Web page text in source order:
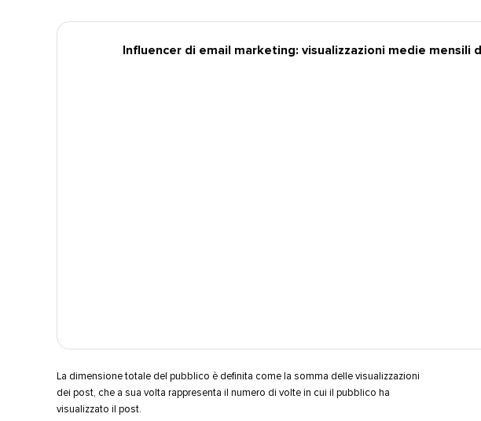
Influencer di email marketing: visualizzazioni medie mensili
La dimensione totale del pubblico è definita come la somma delle visualizzazioni
dei post, che a sua volta rappresenta il numero di volte in cui il pubblico ha
visualizzato il post.​​